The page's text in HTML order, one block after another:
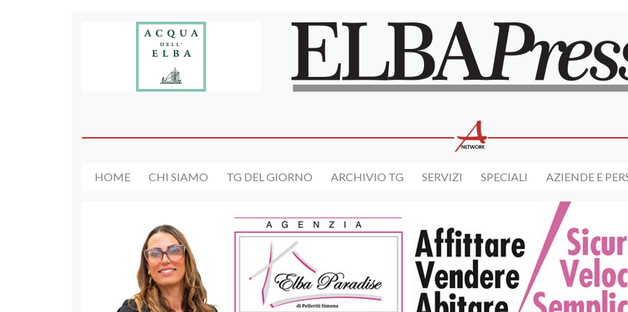
HOME CHI SIAMO TG DEL GIORNO ARCHIVIO TG SERVIZI SPECIALI AZIENDE E